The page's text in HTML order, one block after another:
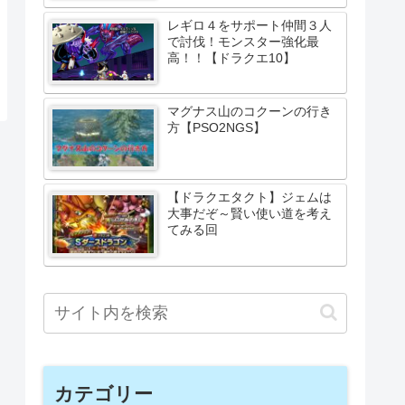
レギロ４をサポート仲間３人
で討伐！モンスター強化最
高！！【ドラクエ10】
マグナス山のコクーンの行き
方【PSO2NGS】
【ドラクエタクト】ジェムは
大事だぞ～賢い使い道を考え
てみる回
カテゴリー